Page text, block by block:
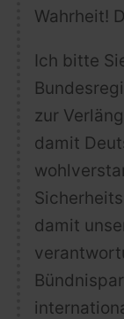
Wahrheit!
Ich bitte
zur
damit
damit